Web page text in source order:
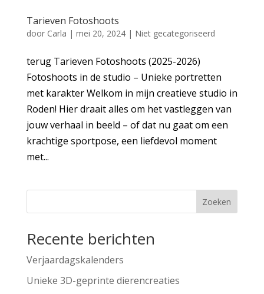
Tarieven Fotoshoots
door Carla | mei 20, 2024| Niet gecategoriseerd
terug Tarieven Fotoshoots (2025-2026)
Fotoshoots in de studio – Unieke portretten
met karakter Welkom in mijn creatieve studio in
Roden! Hier draait alles om het vastleggen van
jouw verhaal in beeld – of dat nu gaat om een
krachtige sportpose, een liefdevol moment
met...
Zoeken
Recente berichten
Verjaardagskalenders
Unieke 3D-geprinte dierencreaties